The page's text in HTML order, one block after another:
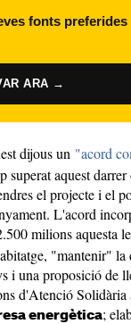
fonts preferides
ARA →
dijous un "acord
superat aquest darrer
el projecte i el
L'acord
milions aquesta
"mantenir" la
i una proposició de
d'Atenció Solidària
energètica;